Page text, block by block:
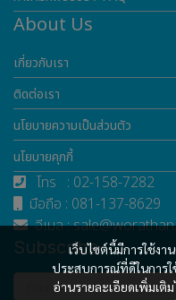
เว็บไซต์นี้มีการใช้ง
ประสบการณ์ที่ดีในการใ
อ่านรายละเอียดเพิ่มเติ
About Us
เกี่ยวกับเรา
ติดต่อเรา
นโยบายความเป็นส่วนตัว
นโยบายคุกกี้
โทร : 02-158-7282
มือถือ : 081-137-8629
อีเมล :
Subscribe